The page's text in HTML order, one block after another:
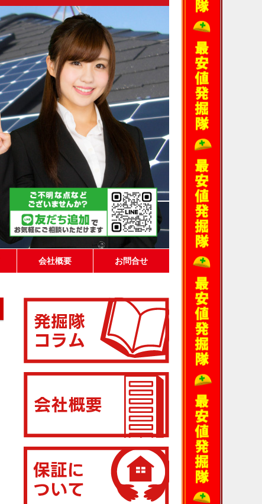
会社概要 お問合せ